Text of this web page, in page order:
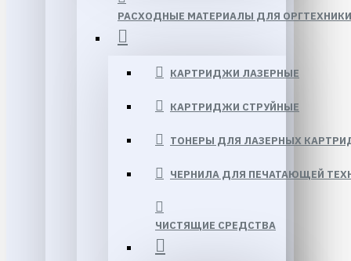
РАСХОДНЫЕ МАТЕРИАЛЫ ДЛЯ ОРГТЕХНИКИ
КАРТРИДЖИ ЛАЗЕРНЫЕ
КАРТРИДЖИ СТРУЙНЫЕ
ТОНЕРЫ ДЛЯ ЛАЗЕРНЫХ
ЧЕРНИЛА ДЛЯ ПЕЧАТАЮЩЕЙ
ЧИСТЯЩИЕ СРЕДСТВА